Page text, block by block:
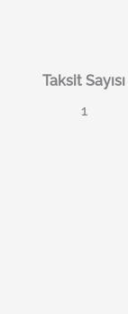
Taksit Sayısı
1